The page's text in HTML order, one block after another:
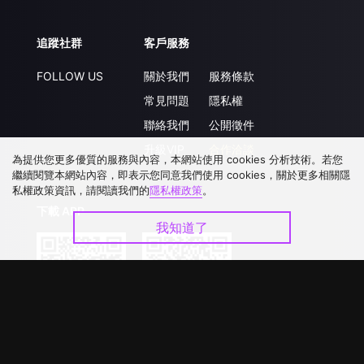
追蹤社群
FOLLOW US
客戶服務
關於我們
常見問題
聯絡我們
服務條款
隱私權
公開徵件
下載 APP
為提供您更多優質的服務與內容，本網站使用 cookies 分析技術。若您
繼續閱覽本網站內容，即表示您同意我們使用 cookies，關於更多相關隱
私權政策資訊，請閱讀我們的隱私權政策。
我知道了